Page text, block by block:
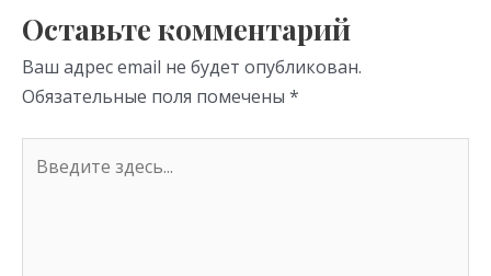
ni
ki
Оставьте комментарий
Ваш адрес email не будет опубликован.
Обязательные поля помечены *
здесь...